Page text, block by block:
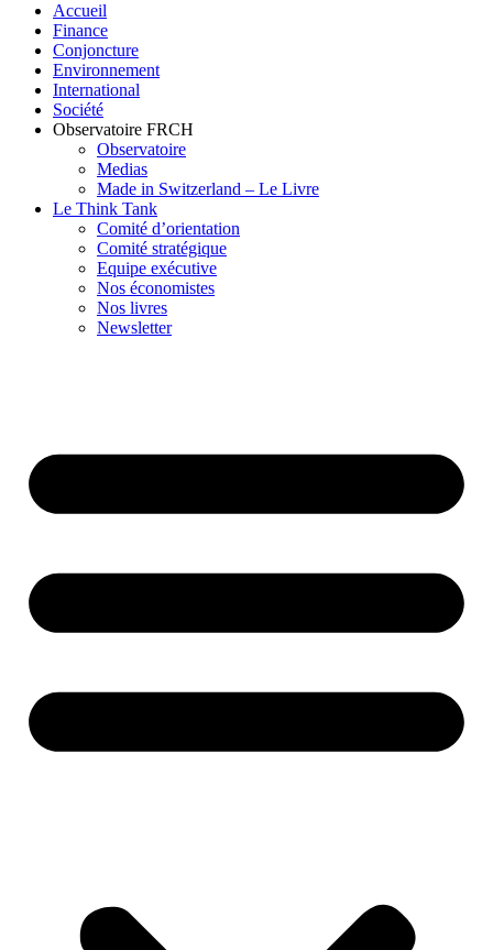
Accueil
Finance
Conjoncture
Environnement
International
Société
Observatoire FRCH
Observatoire
Medias
Made in Switzerland – Le Livre
Le Think Tank
Comité d’orientation
Comité stratégique
Equipe exécutive
Nos économistes
Nos livres
Newsletter